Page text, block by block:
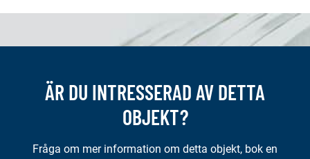
ÄR DU INTRESSERAD AV DETTA
OBJEKT?
Fråga om mer information om detta objekt, bok en